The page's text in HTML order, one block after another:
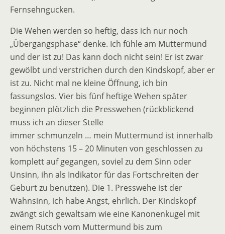
Fernsehngucken.
Die Wehen werden so heftig, dass ich nur noch
„Übergangsphase“ denke. Ich fühle am Muttermund
und der ist zu! Das kann doch nicht sein! Er ist zwar
gewölbt und verstrichen durch den Kindskopf, aber er
ist zu. Nicht mal ne kleine Öffnung, ich bin
fassungslos. Vier bis fünf heftige Wehen später
beginnen plötzlich die Presswehen (rückblickend
muss ich an dieser Stelle
immer schmunzeln … mein Muttermund ist innerhalb
von höchstens 15 – 20 Minuten von geschlossen zu
komplett auf gegangen, soviel zu dem Sinn oder
Unsinn, ihn als Indikator für das Fortschreiten der
Geburt zu benutzen). Die 1. Presswehe ist der
Wahnsinn, ich habe Angst, ehrlich. Der Kindskopf
zwängt sich gewaltsam wie eine Kanonenkugel mit
einem Rutsch vom Muttermund bis zum